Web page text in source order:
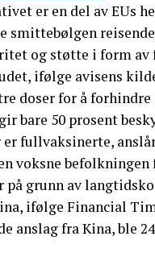
er en del av EUs
smittebølgen
og støtte i form av
ifølge avisens
doser for å
bare 50 prosent
er fullvaksinerte,
voksne
på grunn av
ifølge Financial
anslag fra Kina, ble